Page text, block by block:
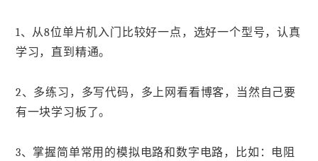
1、从8位单片机入门比较好一点，选好一个型号，认真
学习，直到精通。
2、多练习，多写代码，多上网看看博客，当然自己要
有一块学习板了。
3、掌握简单常用的模拟电路和数字电路，比如：电阻